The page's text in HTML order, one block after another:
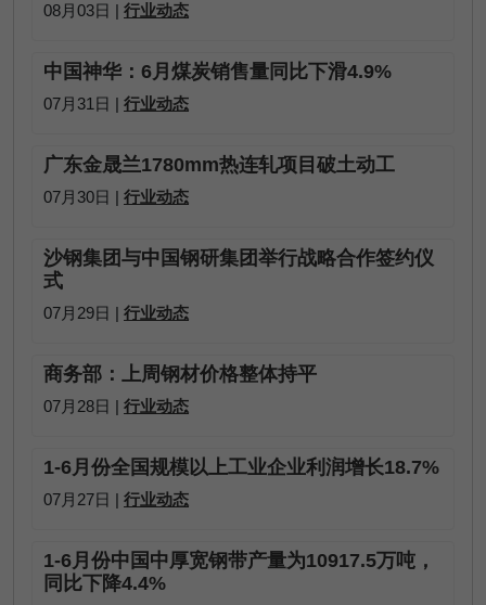
08月03日 | 行业动态
中国神华：6月煤炭销售量同比下滑4.9%
07月31日 | 行业动态
广东金晟兰1780mm热连轧项目破土动工
07月30日 | 行业动态
沙钢集团与中国钢研集团举行战略合作签约仪
式
07月29日 | 行业动态
商务部：上周钢材价格整体持平
07月28日 | 行业动态
1-6月份全国规模以上工业企业利润增长18.7%
07月27日 | 行业动态
1-6月份中国中厚宽钢带产量为10917.5万吨，
同比下降4.4%